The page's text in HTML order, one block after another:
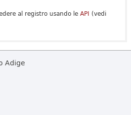
al registro usando le API (vedi
Adige